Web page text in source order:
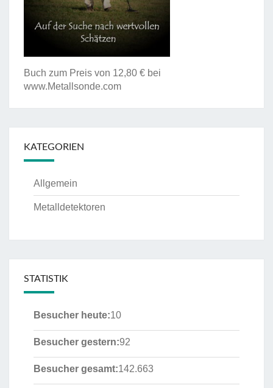
Buch zum Preis von 12,80 € bei
www.Metallsonde.com
KATEGORIEN
Allgemein
Metalldetektoren
STATISTIK
Besucher heute:10
Besucher gestern:92
Besucher gesamt:142.663